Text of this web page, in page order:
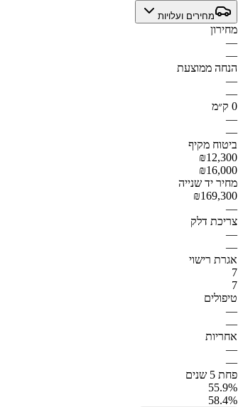
מחירים ועלויות
מחירון
—
—
הנחה ממוצעת
—
—
0 ק״מ
—
—
ביטוח מקיף
₪12,300
₪16,000
מחיר יד שנייה
₪169,300
—
צריכת דלק
—
—
אגרת רישוי
7
7
טיפולים
—
—
אחריות
—
—
פחת 5 שנים
55.9%
58.4%